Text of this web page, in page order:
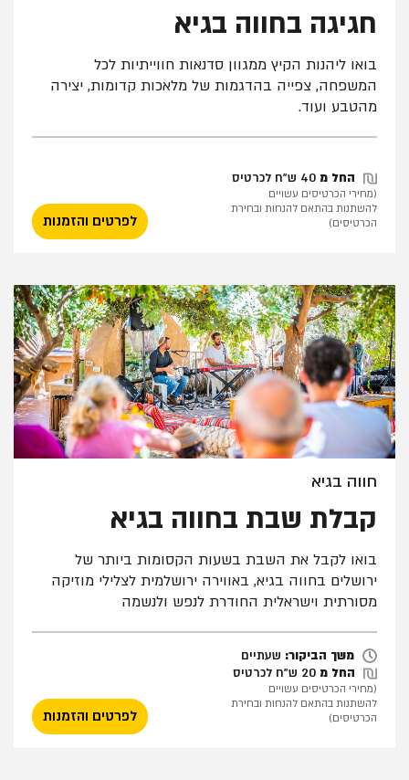
חגיגה בחווה בגיא
בואו ליהנות הקיץ ממגוון סדנאות חווייתיות לכל
המשפחה, צפייה בהדגמות של מלאכות קדומות, יצירה
מהטבע ועוד.
החל מ
(מחירי הכרטיסים עשויים
להשתנות בהתאם להנחות ובחירת
הכרטיסים)
לפרטים והזמנות
חווה בגיא
קבלת שבת בחווה בגיא
בואו לקבל את השבת בשעות הקסומות ביותר של
ירושלים בחווה בגיא, באווירה ירושלמית לצלילי מוזיקה
מסורתית וישראלית החודרת לנפש ולנשמה
משך הביקור: שעתיים
החל מ
(מחירי הכרטיסים עשויים
להשתנות בהתאם להנחות ובחירת
הכרטיסים)
לפרטים והזמנות